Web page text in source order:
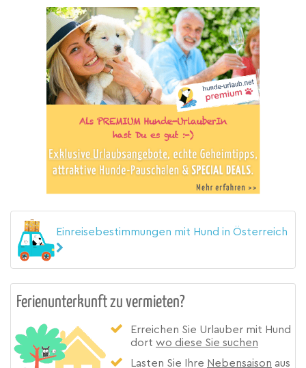
Einreisebestimmungen mit Hund in Österreich
Ferienunterkunft zu vermieten?
Erreichen Sie Urlauber mit Hund
dort wo diese Sie suchen
Lasten Sie Ihre Nebensaison aus